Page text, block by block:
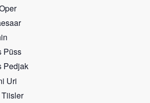
Püss
Pedjak
Uri
Tiisler